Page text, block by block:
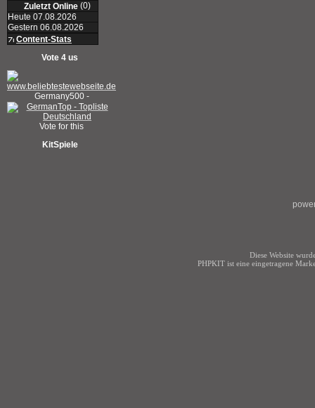
Zuletzt Online (0)
Heute 07.08.2026
Gestern 06.08.2026
Content-Stats
Vote 4 us
KitSpiele
Diese Website
PHPKIT ist eine eingetragene